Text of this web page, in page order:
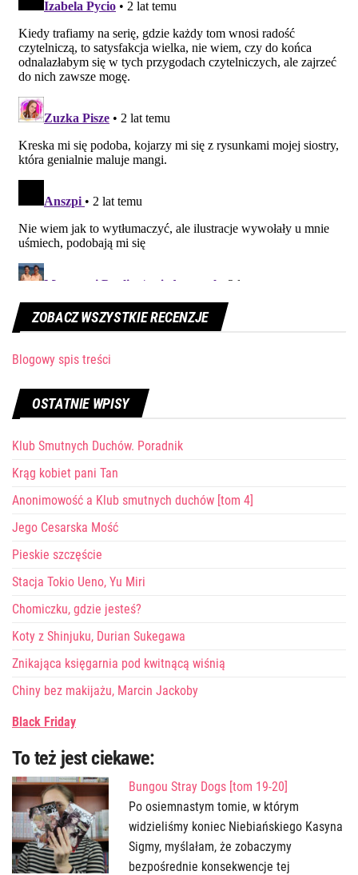
ZOBACZ WSZYSTKIE RECENZJE
Blogowy spis treści
OSTATNIE WPISY
Klub Smutnych Duchów. Poradnik
Krąg kobiet pani Tan
Anonimowość a Klub smutnych duchów [tom 4]
Jego Cesarska Mość
Pieskie szczęście
Stacja Tokio Ueno, Yu Miri
Chomiczku, gdzie jesteś?
Koty z Shinjuku, Durian Sukegawa
Znikająca księgarnia pod kwitnącą wiśnią
Chiny bez makijażu, Marcin Jackoby
Black Friday
To też jest ciekawe:
Bungou Stray Dogs [tom 19-20]
Po osiemnastym tomie, w którym
widzieliśmy koniec Niebiańskiego Kasyna
Sigmy, myślałam, że zobaczymy
bezpośrednie konsekwencje tej